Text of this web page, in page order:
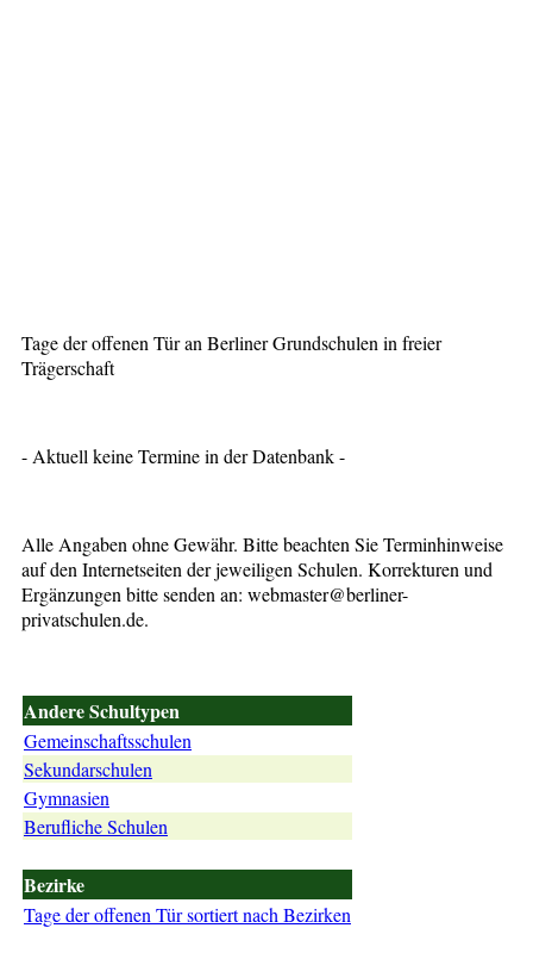
Tage der offenen Tür an Berliner Grundschulen in freier
Trägerschaft
- Aktuell keine Termine in der Datenbank -
Alle Angaben ohne Gewähr. Bitte beachten Sie Terminhinweise
auf den Internetseiten der jeweiligen Schulen. Korrekturen und
Ergänzungen bitte senden an: webmaster@berliner-
privatschulen.de.
Andere Schultypen
Gemeinschaftsschulen
Sekundarschulen
Gymnasien
Berufliche Schulen
Bezirke
Tage der offenen Tür sortiert nach Bezirken